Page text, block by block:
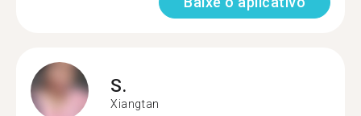
S.
Xiangtan